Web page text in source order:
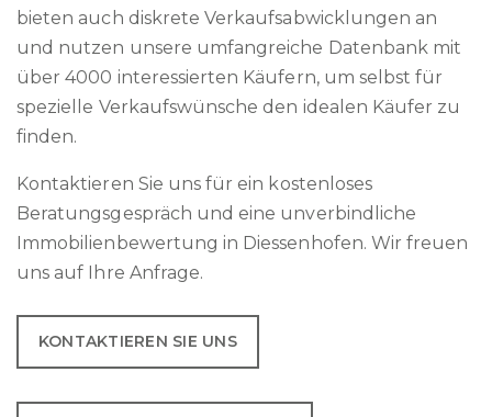
bieten auch diskrete Verkaufsabwicklungen an
und nutzen unsere umfangreiche Datenbank mit
über 4000 interessierten Käufern, um selbst für
spezielle Verkaufswünsche den idealen Käufer zu
finden.
Kontaktieren Sie uns für ein kostenloses
Beratungsgespräch und eine unverbindliche
Immobilienbewertung in Diessenhofen. Wir freuen
uns auf Ihre Anfrage.
KONTAKTIEREN SIE UNS